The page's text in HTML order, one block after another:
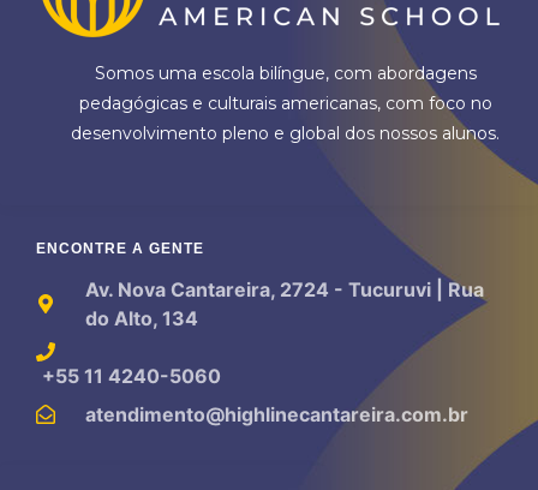
Somos uma escola bilíngue, com abordagens
pedagógicas e culturais americanas, com foco no
desenvolvimento pleno e global dos nossos alunos.
ENCONTRE A GENTE
Av. Nova Cantareira, 2724 - Tucuruvi | Rua
do Alto, 134
+55 11 4240-5060
atendimento@highlinecantareira.com.br